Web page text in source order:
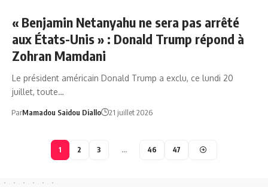
« Benjamin Netanyahu ne sera pas arrêté
aux États-Unis » : Donald Trump répond à
Zohran Mamdani
Le président américain Donald Trump a exclu, ce lundi 20
juillet, toute…
ParMamadou Saidou Diallo 21 juillet 2026
1 2 3 … 46 47